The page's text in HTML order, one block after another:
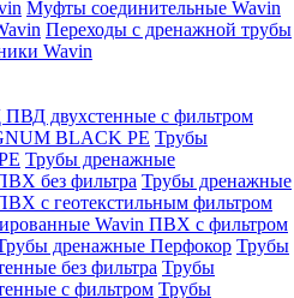
Муфты соединительные Wavin
Переходы с дренажной трубы
Wavin
двухстенные с фильтром
BLACK PE Трубы
Трубы дренажные
без фильтра Трубы дренажные
с геотекстильным фильтром
Wavin ПВХ с фильтром
дренажные Перфокор Трубы
без фильтра Трубы
с фильтром Трубы